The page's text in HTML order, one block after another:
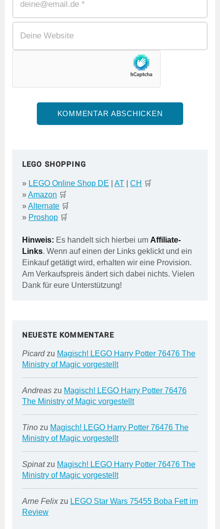
LEGO SHOPPING
» LEGO Online Shop DE AT CH 🛒
»Amazon 🛒
»Alternate 🛒
» Proshop 🛒
Hinweis: Es handelt sich hierbei um Affiliate-
Links. Wenn auf einen der Links geklickt und ein
Einkauf getätigt wird, erhalten wir eine Provision.
Am Verkaufspreis ändert sich dabei nichts. Vielen
Dank für eure Unterstützung!
NEUESTE KOMMENTARE
Picardzu Magisch! LEGO Harry Potter 76476 The
Ministry of Magic vorgestellt
Andreas zu Magisch! LEGO Harry Potter 76476
The Ministry of Magic vorgestellt
Tino zu Magisch! LEGO Harry Potter 76476 The
Ministry of Magic vorgestellt
Spinatzu Magisch! LEGO Harry Potter 76476 The
Ministry of Magic vorgestellt
Arne Felix zu LEGO Star Wars 75455 Boba Fett im
Review